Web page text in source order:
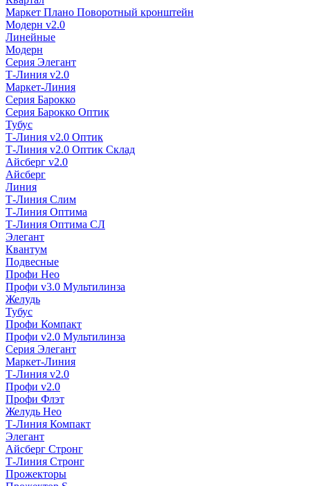
Маркет Плано Поворотный кронштейн
Модерн v2.0
Линейные
Модерн
Серия Элегант
Т-Линия v2.0
Маркет-Линия
Серия Барокко
Серия Барокко Оптик
Тубус
Т-Линия v2.0 Оптик
Т-Линия v2.0 Оптик Склад
Айсберг v2.0
Айсберг
Линия
Т-Линия Слим
Т-Линия Оптима
Т-Линия Оптима СЛ
Элегант
Квантум
Подвесные
Профи Нео
Профи v3.0 Мультилинза
Желудь
Тубус
Профи Компакт
Профи v2.0 Мультилинза
Серия Элегант
Маркет-Линия
Т-Линия v2.0
Профи v2.0
Профи Флэт
Желудь Нео
Т-Линия Компакт
Элегант
Айсберг Стронг
Т-Линия Стронг
Прожекторы